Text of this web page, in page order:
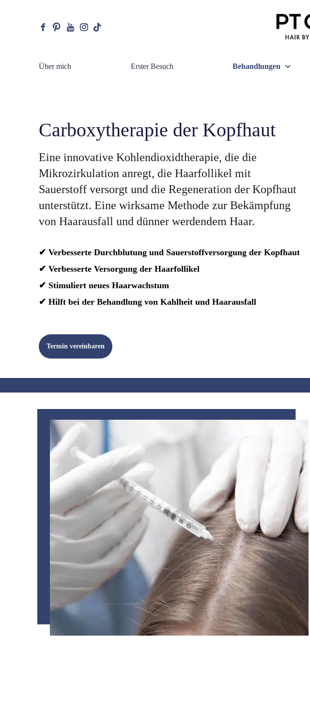
facebookpinterestyoutubeinstagram
tiktok
Über mich Erster Besuch Behandlungen
Carboxytherapie der Kopfhaut
Eine innovative Kohlendioxidtherapie, die die
Mikrozirkulation anregt, die Haarfollikel mit
Sauerstoff versorgt und die Regeneration der Kopfhaut
unterstützt. Eine wirksame Methode zur Bekämpfung
von Haarausfall und dünner werdendem Haar.
✔ Verbesserte Durchblutung und Sauerstoffversorgung der Kopfhaut
✔ Verbesserte Versorgung der Haarfollikel
✔ Stimuliert neues Haarwachstum
✔ Hilft bei der Behandlung von Kahlheit und Haarausfall
Termin vereinbaren